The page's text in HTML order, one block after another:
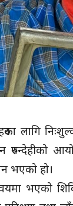
लागि
भएको हो।
भएको